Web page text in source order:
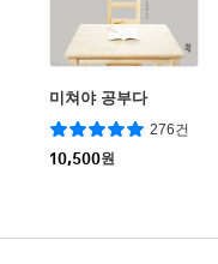
미쳐야 공부다
276건
10,500원